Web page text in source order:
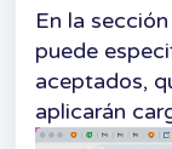
En la
puede
aceptados,
aplicarán